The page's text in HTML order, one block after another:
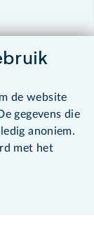
de website
gegevens die
anoniem.
met het